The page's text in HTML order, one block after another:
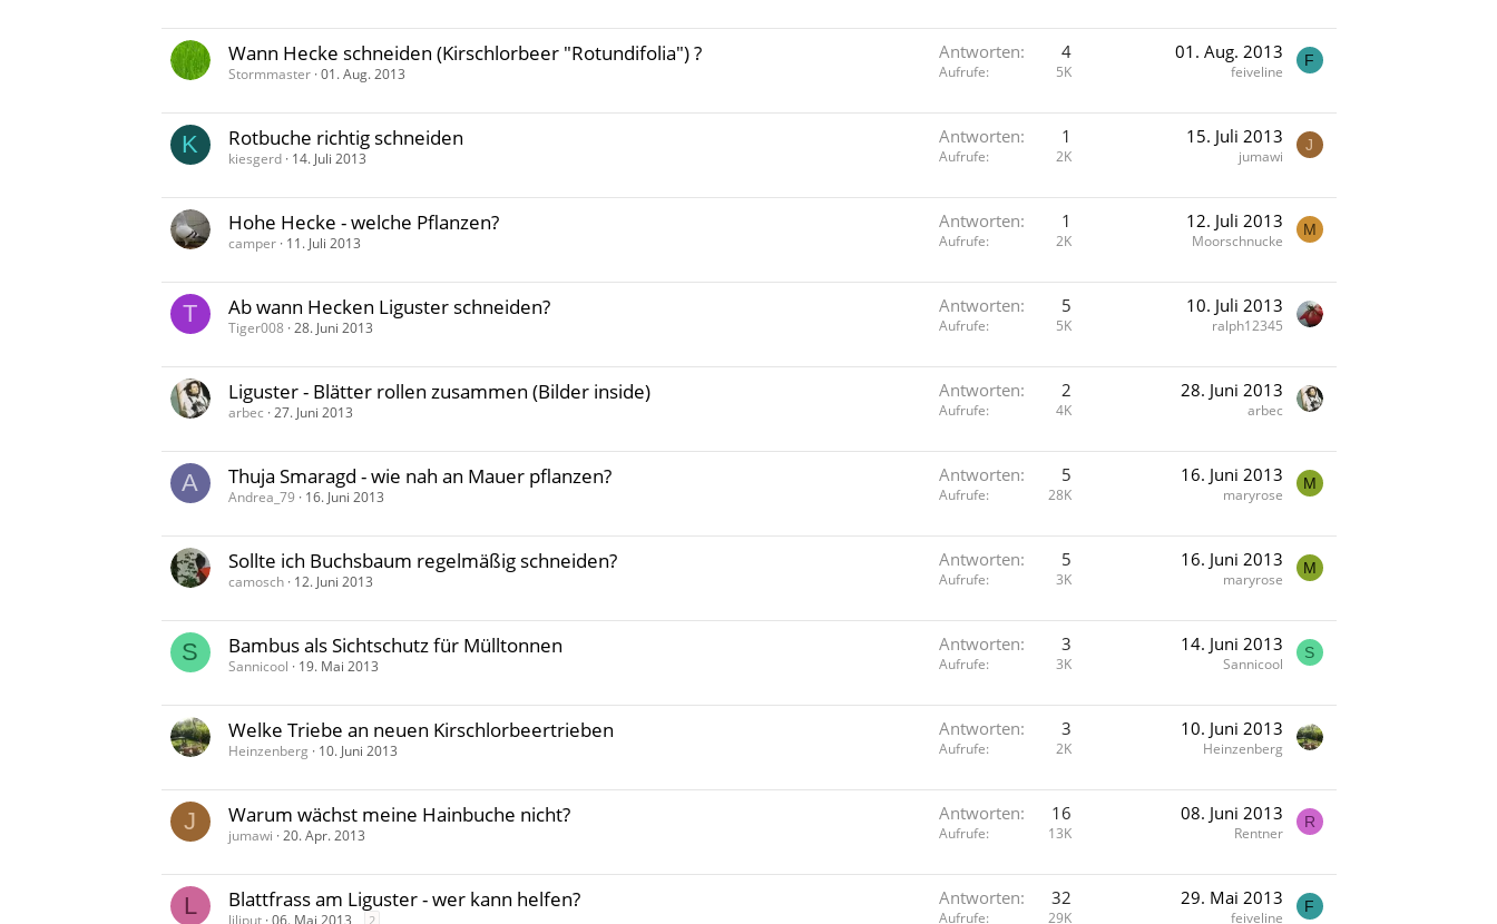
Wann Hecke schneiden (Kirschlorbeer "Rotundifolia") ?
Stormmaster 01. Aug. 2013
Antworten 4
Aufrufe 5K
01. Aug. 2013
feiveline
F
K Rotbuche richtig schneiden
kiesgerd 14. Juli 2013
Antworten 1
Aufrufe 2K
15. Juli 2013
jumawi
J
Hohe Hecke - welche Pflanzen?
camper 11. Juli 2013
Antworten 1
Aufrufe 2K
12. Juli 2013
Moorschnucke
M
T Ab wann Hecken Liguster schneiden?
Tiger008 28. Juni 2013
Antworten 5
Aufrufe 5K
10. Juli 2013
ralph12345
Liguster - Blätter rollen zusammen (Bilder inside)
arbec 27. Juni 2013
Antworten 2
Aufrufe 4K
28. Juni 2013
arbec
A Thuja Smaragd - wie nah an Mauer pflanzen?
Andrea_79 16. Juni 2013
Antworten 5
Aufrufe 28K
16. Juni 2013
maryrose
M
Sollte ich Buchsbaum regelmäßig schneiden?
camosch 12. Juni 2013
Antworten 5
Aufrufe 3K
16. Juni 2013
maryrose
M
S Bambus als Sichtschutz für Mülltonnen
Sannicool 19. Mai 2013
Antworten 3
Aufrufe 3K
14. Juni 2013
Sannicool
S
Welke Triebe an neuen Kirschlorbeertrieben
Heinzenberg 10. Juni 2013
Antworten 3
Aufrufe 2K
10. Juni 2013
Heinzenberg
J Warum wächst meine Hainbuche nicht?
jumawi 20. Apr. 2013
Antworten 16
Aufrufe 13K
08. Juni 2013
Rentner
R
L Blattfrass am Liguster - wer kann helfen?
liliput 06. Mai 2013 2
Antworten 32
Aufrufe 29K
29. Mai 2013
feiveline
F